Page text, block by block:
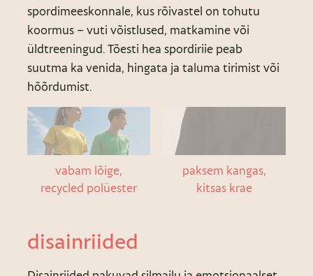
spordimeeskonnale, kus rõivastel on tohutu
koormus – vuti võistlused, matkamine või
üldtreeningud. Tõesti hea spordiriie peab
suutma ka venida, hingata ja taluma tirimist või
hõõrdumist.
vabam lõige,
recycled polüester
paksem kangas,
kitsas krae
disainriided